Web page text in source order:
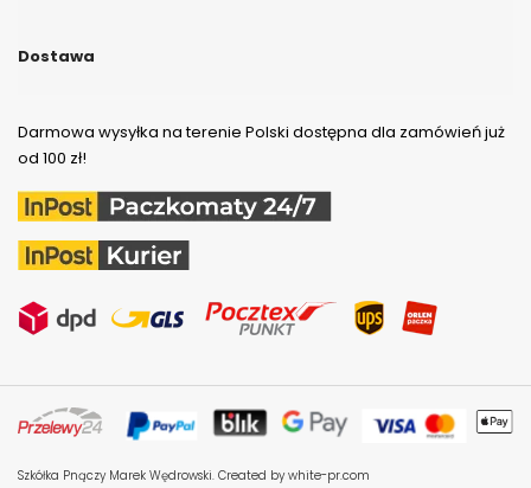
Dostawa
Darmowa wysyłka na terenie Polski dostępna dla zamówień już
od 100 zł!
Szkółka Pnączy Marek Wędrowski. Created by white-pr.com